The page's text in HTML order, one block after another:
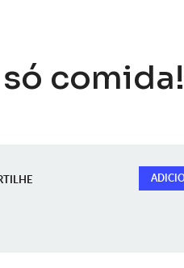
comida!